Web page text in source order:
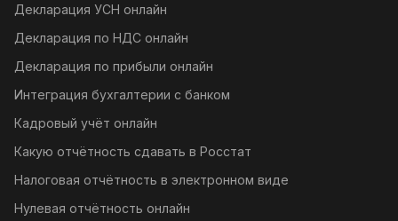
Декларация УСН онлайн
Декларация по НДС онлайн
Декларация по прибыли онлайн
Интеграция бухгалтерии с банком
Кадровый учёт онлайн
Какую отчётность сдавать в Росстат
Налоговая отчётность в электронном виде
Нулевая отчётность онлайн